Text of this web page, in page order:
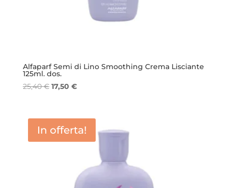
Alfaparf Semi di Lino Smoothing Crema Lisciante
125ml. dos.
25,40€ Il
era:
25,40 €.
17,50 €Il
è:
17,50 €.
In offerta!